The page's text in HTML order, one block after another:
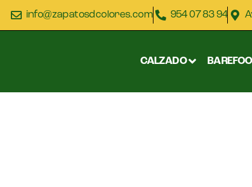
info@zapatosdcolores.com 954 07 83 94
CALZADO